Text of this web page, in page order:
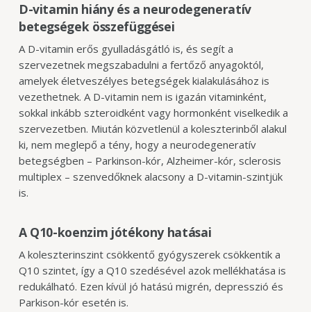
D-vitamin hiány és a neurodegeneratív
betegségek összefüggései
A D-vitamin erős gyulladásgátló is, és segít a
szervezetnek megszabadulni a fertőző anyagoktól,
amelyek életveszélyes betegségek kialakulásához is
vezethetnek. A D-vitamin nem is igazán vitaminként,
sokkal inkább szteroidként vagy hormonként viselkedik a
szervezetben. Miután közvetlenül a koleszterinből alakul
ki, nem meglepő a tény, hogy a neurodegeneratív
betegségben – Parkinson-kór, Alzheimer-kór, sclerosis
multiplex – szenvedőknek alacsony a D-vitamin-szintjük
is.
A Q10-koenzim jótékony hatásai
A koleszterinszint csökkentő gyógyszerek csökkentik a
Q10 szintet, így a Q10 szedésével azok mellékhatása is
redukálható. Ezen kívül jó hatású migrén, depresszió és
Parkison-kór esetén is.